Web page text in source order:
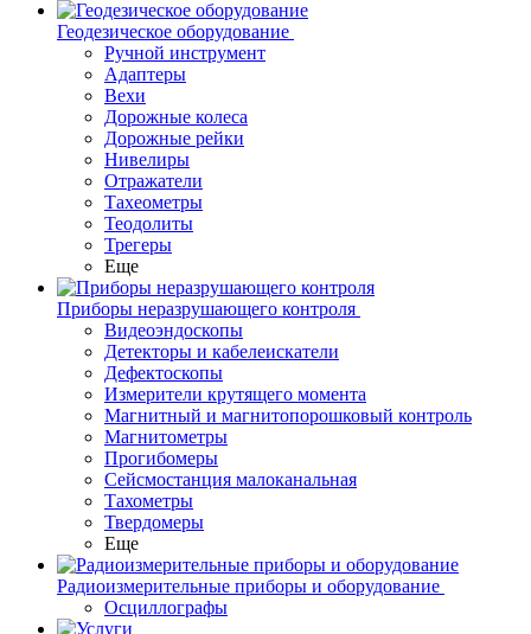
Геодезическое оборудование
Ручной инструмент
Адаптеры
Вехи
Дорожные колеса
Дорожные рейки
Нивелиры
Отражатели
Тахеометры
Теодолиты
Трегеры
Еще
Приборы неразрушающего контроля
Видеоэндоскопы
Детекторы и кабелеискатели
Дефектоскопы
Измерители крутящего момента
Магнитный и магнитопорошковый контроль
Магнитометры
Прогибомеры
Сейсмостанция малоканальная
Тахометры
Твердомеры
Еще
Радиоизмерительные приборы и оборудование
Осциллографы